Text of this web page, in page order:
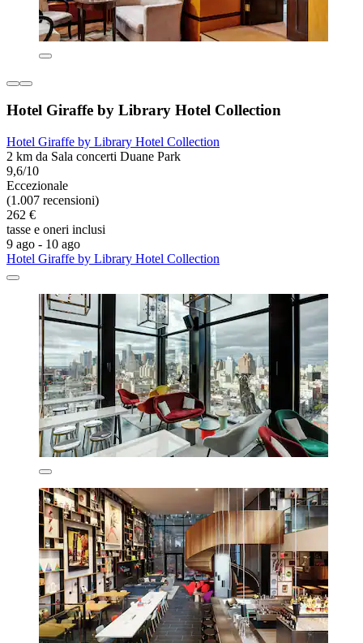
Hotel Giraffe by Library Hotel Collection
Hotel Giraffe by Library Hotel Collection
2 km da Sala concerti Duane Park
9,6/10
Eccezionale
(1.007 recensioni)
262 €
tasse e oneri inclusi
9 ago - 10 ago
Hotel Giraffe by Library Hotel Collection